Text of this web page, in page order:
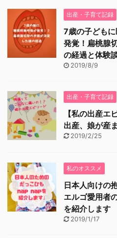
出産・子育て記録
7歳の子ども
発覚！扁桃腺
の経過と体験
2019/8/9
出産・子育て記録
【私の出産エ
出産、娘が産
2019/2/25
私のオススメ
日本人向けの
エルゴ愛用者
を紹介します
2019/1/17